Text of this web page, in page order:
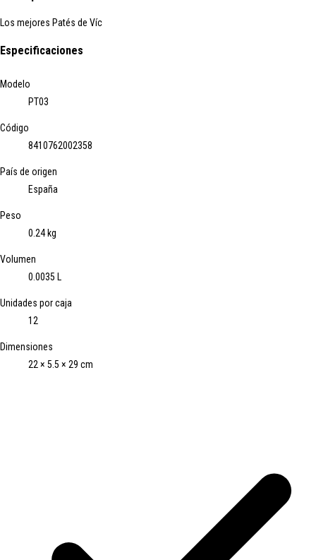
Los mejores Patés de Víc
Especificaciones
Modelo
PT03
Código
8410762002358
País de origen
España
Peso
0.24 kg
Volumen
0.0035 L
Unidades por caja
12
Dimensiones
22 × 5.5 × 29 cm